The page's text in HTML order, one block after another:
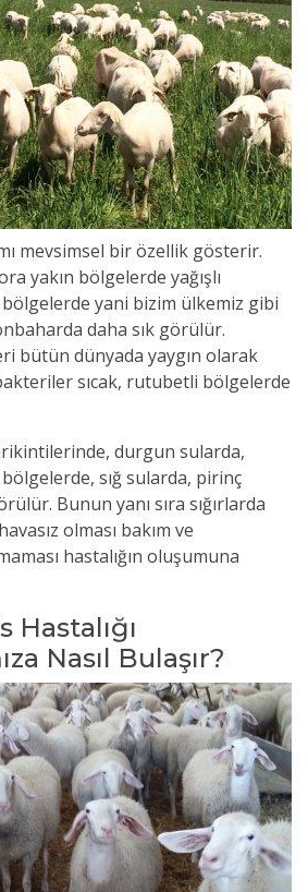
mevsimsel bir özellik gösterir.
yakın bölgelerde yağışlı
bölgelerde yani bizim ülkemiz gibi
daha sık görülür.
bütün dünyada yaygın olarak
sıcak, rutubetli bölgelerde
durgun sularda,
sığ sularda, pirinç
Bunun yanı sıra sığırlarda
olması bakım ve
hastalığın oluşumuna
Hastalığı
Nasıl Bulaşır?